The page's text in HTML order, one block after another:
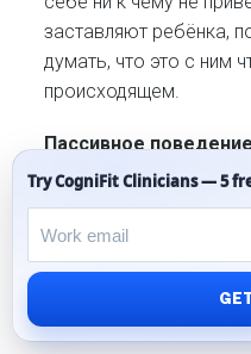
заставляют ребёнка,
думать, что это с ним
происходящем.
Пассивное
одобрению для
для жертвы.
Как это выглядит для
Try CogniFit Clinicians — 5